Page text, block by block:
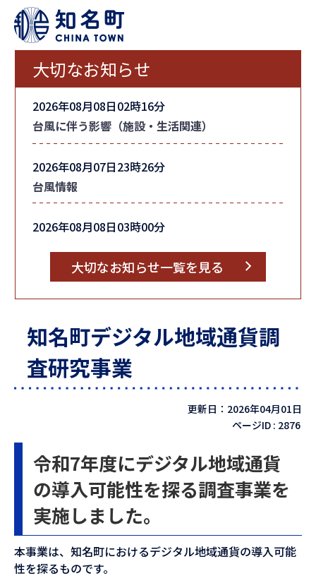
大切なお知らせ
2026年08月08日02時16分
台風に伴う影響（施設・生活関連）
2026年08月07日23時26分
台風情報
2026年08月08日03時00分
大切なお知らせ一覧を見る
知名町デジタル地域通貨調
査研究事業
更新日：2026年04月01日
ページID : 2876
令和7年度にデジタル地域通貨
の導入可能性を探る調査事業を
実施しました。
本事業は、知名町におけるデジタル地域通貨の導入可能
性を探るものです。